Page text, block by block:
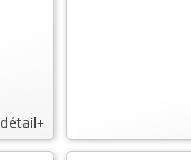
détail+